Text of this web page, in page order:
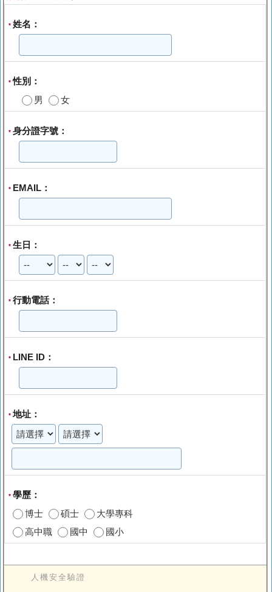
* 姓名：
*性別：
男
女
* 身分證字號：
* EMAIL：
* 生日：
* 行動電話：
* LINE ID：
*地址：
* 學歷：
博士
碩士
大學專科
高中職
國中 國小
人機安全驗證